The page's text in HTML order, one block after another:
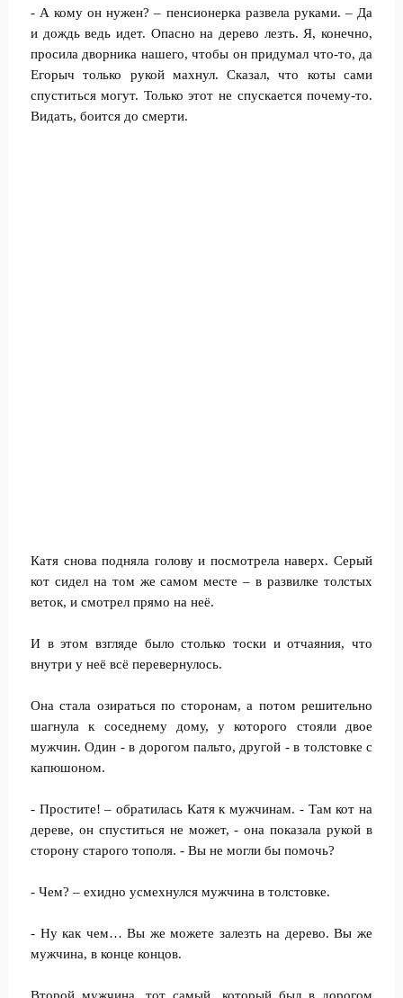
- А кому он нужен? – пенсионерка развела руками. – Да
и дождь ведь идет. Опасно на дерево лезть. Я, конечно,
просила дворника нашего, чтобы он придумал что-то, да
Егорыч только рукой махнул. Сказал, что коты сами
спуститься могут. Только этот не спускается почему-то.
Видать, боится до смерти.
Катя снова подняла голову и посмотрела наверх. Серый
кот сидел на том же самом месте – в развилке толстых
веток, и смотрел прямо на неё.
И в этом взгляде было столько тоски и отчаяния, что
внутри у неё всё перевернулось.
Она стала озираться по сторонам, а потом решительно
шагнула к соседнему дому, у которого стояли двое
мужчин. Один - в дорогом пальто, другой - в толстовке с
капюшоном.
- Простите! – обратилась Катя к мужчинам. - Там кот на
дереве, он спуститься не может, - она показала рукой в
сторону старого тополя. - Вы не могли бы помочь?
- Чем? – ехидно усмехнулся мужчина в толстовке.
- Ну как чем… Вы же можете залезть на дерево. Вы же
мужчина, в конце концов.